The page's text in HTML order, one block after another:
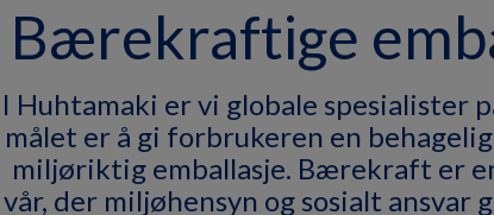
Bærekraftige
I Huhtamaki er vi globale spesialister
målet er å gi forbrukeren en
miljøriktig emballasje. Bærekraft er
vår, der miljøhensyn og sosialt ansvar